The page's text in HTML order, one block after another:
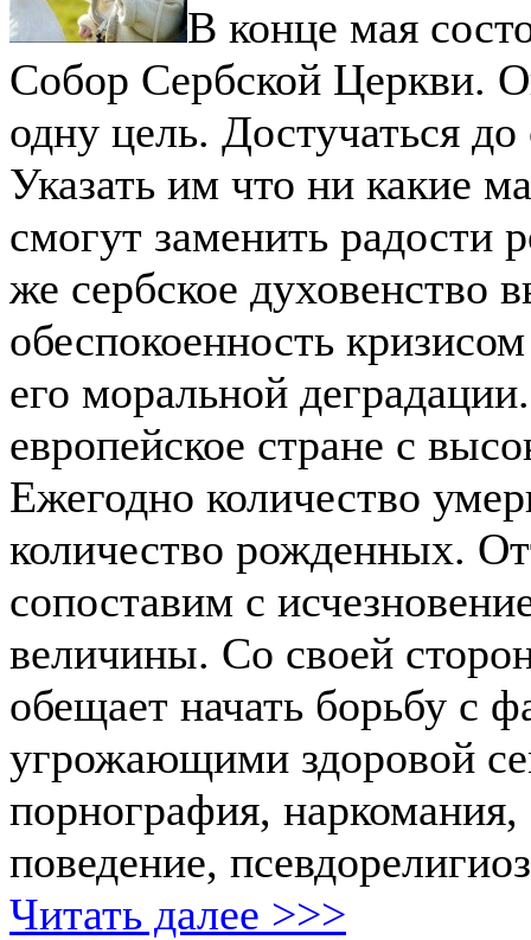
В конце мая
Собор Сербской Церкви.
одну цель. Достучаться до
Указать им что ни какие
смогут заменить радости
же сербское духовенство
обеспокоенность
его моральной
европейское стране с
Ежегодно количество
количество рожденных.
сопоставим с
величины. Со своей
обещает начать борьбу с
угрожающими здоровой
порнография, наркомания,
поведение,
Читать далее >>>